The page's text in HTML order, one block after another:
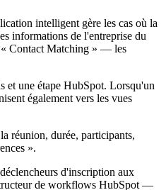
intelligent gère les cas où la
informations de l'entreprise du
« Contact Matching » — les
et une étape HubSpot. Lorsqu'un
également vers les vues
réunion, durée, participants,
».
d'inscription aux
de workflows HubSpot —